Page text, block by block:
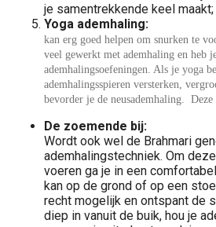
je samentrekkende keel maakt;
Yoga ademhaling:
kan erg goed helpen om snurken te
veel gewerkt met ademhaling en heb
ademhalingsoefeningen. Als je yoga
ademhalingsspieren versterken,
bevorder je de neusademhaling.
De zoemende bij:
Wordt ook wel de Brahmari
ademhalingstechniek. Om
voeren ga je in een
kan op de grond of op een
recht mogelijk en ontspant de
diep in vanuit de buik, hou je